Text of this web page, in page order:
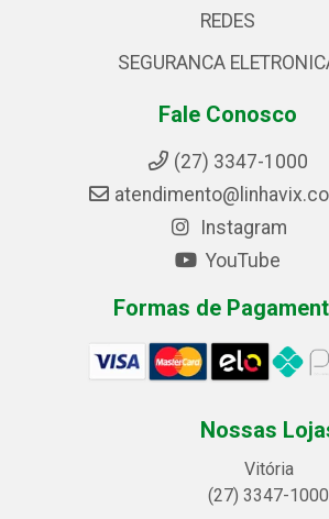
REDES
SEGURANCA
Fale Conosco
(27) 3347-1000
Instagram
YouTube
Formas de
Nossas
Vitória
(27) 3347-1000